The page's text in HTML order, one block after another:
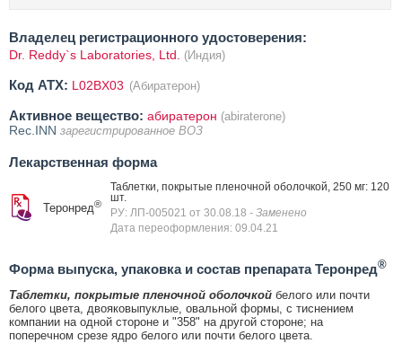
Владелец регистрационного удостоверения:
Dr. Reddy`s Laboratories, Ltd. (Индия)
Код ATX: L02BX03 (Абиратерон)
Активное вещество: абиратерон (abiraterone)
Rec.INN зарегистрированное ВОЗ
Лекарственная форма
Теронред®
Таблетки, покрытые пленочной оболочкой, 250 мг: 120
шт.
РУ: ЛП-005021 от 30.08.18 - Заменено
Дата переоформления: 09.04.21
Форма выпуска, упаковка и состав препарата Теронред®
Таблетки, покрытые пленочной оболочкой белого или почти
белого цвета, двояковыпуклые, овальной формы, с тиснением
компании на одной стороне и "358" на другой стороне; на
поперечном срезе ядро белого или почти белого цвета.